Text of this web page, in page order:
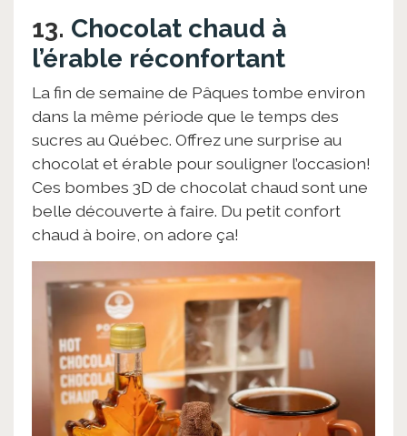
13. Chocolat chaud à
l’érable réconfortant
La fin de semaine de Pâques tombe environ
dans la même période que le temps des
sucres au Québec. Offrez une surprise au
chocolat et érable pour souligner l’occasion!
Ces bombes 3D de chocolat chaud sont une
belle découverte à faire. Du petit confort
chaud à boire, on adore ça!